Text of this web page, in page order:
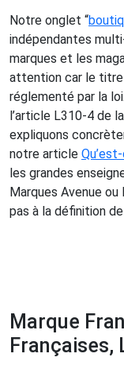
Notre onglet “
indépendantes
marques et les
attention car le titre
réglementé par la
l’article L310-4 de
expliquons
notre article
les grandes
Marques Avenue
pas à la définition de
Marque
Françaises,